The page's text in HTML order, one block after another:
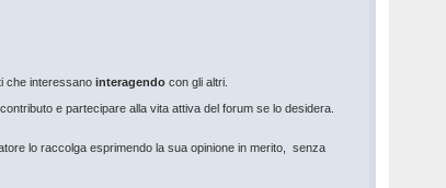
che interessanointeragendo con gli altri.
e partecipare alla vita attiva del forum se lo desidera.
lo raccolga esprimendo la sua opinione in merito, senza